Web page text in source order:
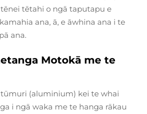
tētahi o ngā taputapu e
ana, ā, e āwhina ana i te
ana.
Motokā me te
(aluminium) kei te whai
i ngā waka me te hanga rākau